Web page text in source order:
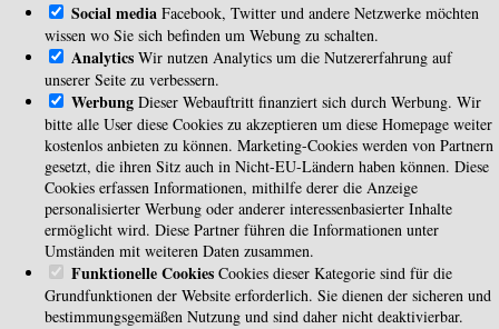
Social media Facebook, Twitter und andere Netzwerke möchten
wissen wo Sie sich befinden um Webung zu schalten.
Analytics Wir nutzen Analytics um die Nutzererfahrung auf
unserer Seite zu verbessern.
Werbung Dieser Webauftritt finanziert sich durch Werbung. Wir
bitte alle User diese Cookies zu akzeptieren um diese Homepage weiter
kostenlos anbieten zu können. Marketing-Cookies werden von Partnern
gesetzt, die ihren Sitz auch in Nicht-EU-Ländern haben können. Diese
Cookies erfassen Informationen, mithilfe derer die Anzeige
personalisierter Werbung oder anderer interessenbasierter Inhalte
ermöglicht wird. Diese Partner führen die Informationen unter
Umständen mit weiteren Daten zusammen.
Funktionelle Cookies Cookies dieser Kategorie sind für die
Grundfunktionen der Website erforderlich. Sie dienen der sicheren und
bestimmungsgemäßen Nutzung und sind daher nicht deaktivierbar.